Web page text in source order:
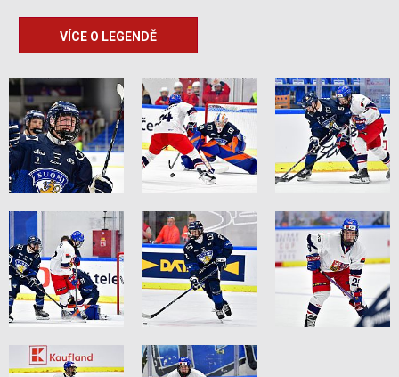
VÍCE O LEGENDĚ